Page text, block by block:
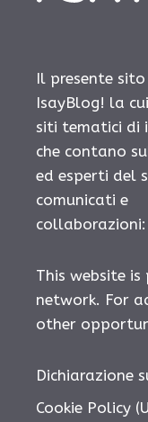
Il presente
IsayBlog! la
siti tematici di
che contano
ed esperti del
comunicati e
collaborazioni:
This website
network. For
other
Dichiarazione
Cookie Policy